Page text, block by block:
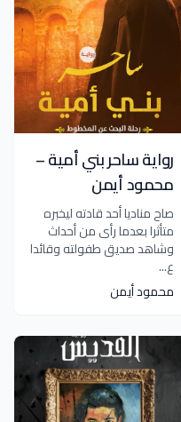
رواية ساحر بني أمية –
محمود أيمن
صاح مناديا أحد قادته ليخبره
متأثرا بعدما رأى من أحداث
وشاهد صديق طفولته وقائدا
ع...
محمود أيمن